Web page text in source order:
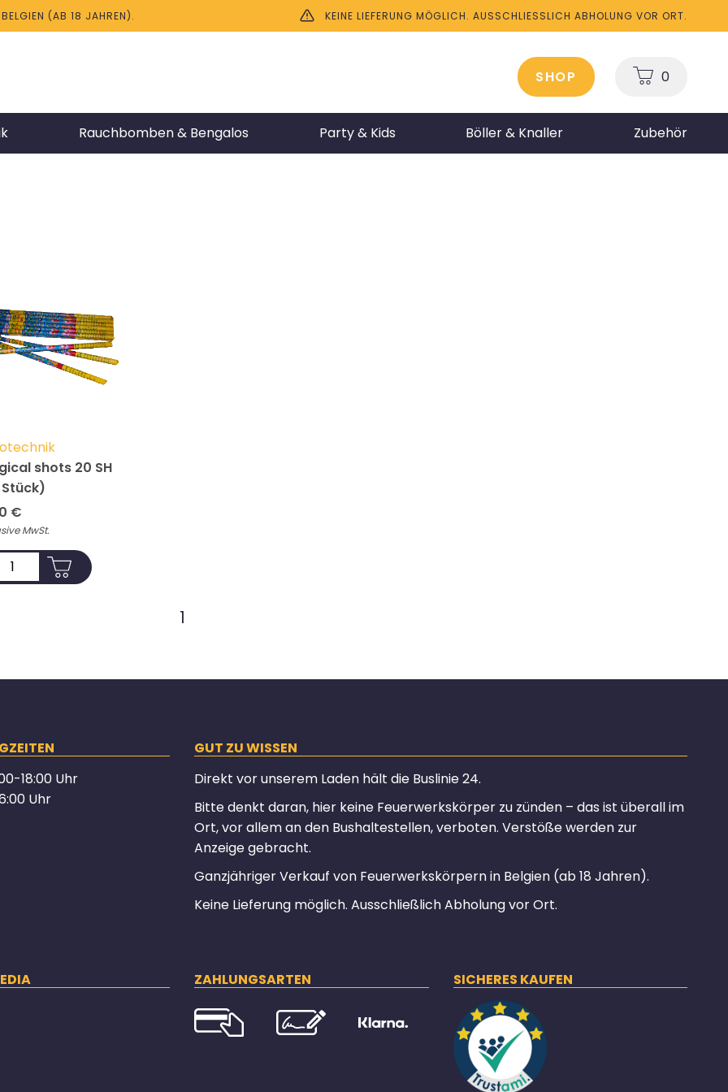
(AB 18 JAHREN). KEINE LIEFERUNG MÖGLICH. AUSSCHLIESSLICH ABHOLUNG VOR ORT.
SHOP 0
Rauchbomben & Bengalos Party & Kids Böller & Knaller Zubehör
shots 20 SH
Stück)
€
MwSt.
1
18:00 Uhr
Uhr
GUT ZU WISSEN
Direkt vor unserem Laden hält die Buslinie 24.
Bitte denkt daran, hier keine Feuerwerkskörper zu zünden – das ist überall im
Ort, vor allem an den Bushaltestellen, verboten. Verstöße werden zur
Anzeige gebracht.
Ganzjähriger Verkauf von Feuerwerkskörpern in Belgien (ab 18 Jahren).
Keine Lieferung möglich. Ausschließlich Abholung vor Ort.
ZAHLUNGSARTEN SICHERES KAUFEN